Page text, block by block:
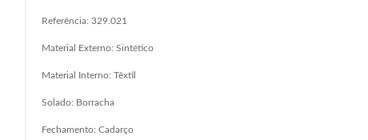
Referência: 329.021
Material Externo: Sintético
Material Interno: Têxtil
Solado: Borracha
Fechamento: Cadarço